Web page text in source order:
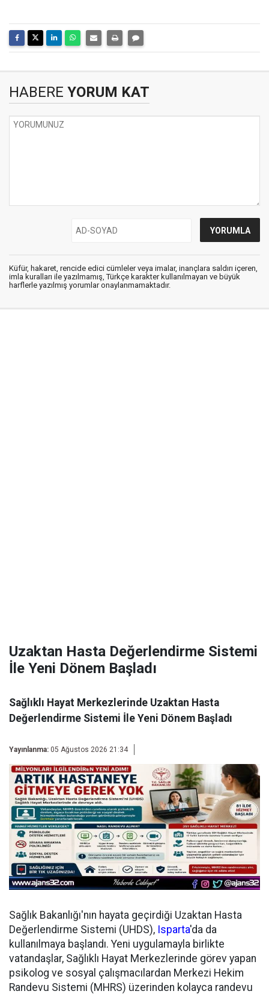
HABERE YORUM KAT
Küfür, hakaret, rencide edici cümleler veya imalar, inançlara saldırı içeren,
imla kuralları ile yazılmamış, Türkçe karakter kullanılmayan ve büyük
harflerle yazılmış yorumlar onaylanmamaktadır.
Uzaktan Hasta Değerlendirme Sistemi
İle Yeni Dönem Başladı
Sağlıklı Hayat Merkezlerinde Uzaktan Hasta
Değerlendirme Sistemi İle Yeni Dönem Başladı
Yayınlanma: 05 Ağustos 2026 21:34
Sağlık Bakanlığı'nın hayata geçirdiği Uzaktan Hasta
Değerlendirme Sistemi (UHDS), Isparta'da da
kullanılmaya başlandı. Yeni uygulamayla birlikte
vatandaşlar, Sağlıklı Hayat Merkezlerinde görev yapan
psikolog ve sosyal çalışmacılardan Merkezi Hekim
Randevu Sistemi (MHRS) üzerinden kolayca randevu